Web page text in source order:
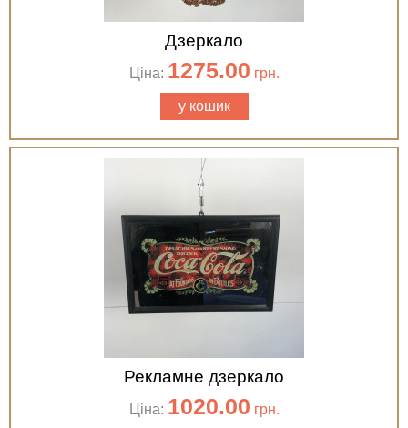
Дзеркало
Ціна: 1275.00 грн.
у кошик
Рекламне дзеркало
Ціна: 1020.00 грн.